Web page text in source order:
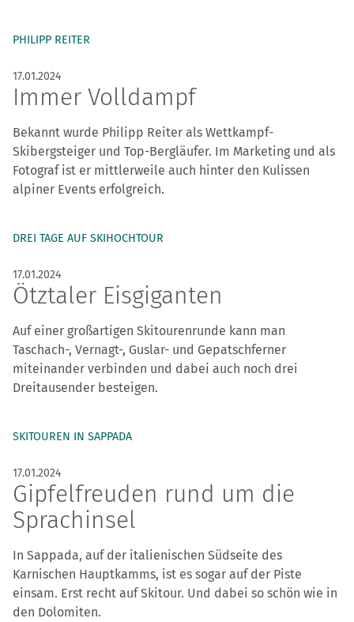
PHILIPP REITER
17.01.2024
Immer Volldampf
Bekannt wurde Philipp Reiter als Wettkampf-
Skibergsteiger und Top-Bergläufer. Im Marketing und als
Fotograf ist er mittlerweile auch hinter den Kulissen
alpiner Events erfolgreich.
DREI TAGE AUF SKIHOCHTOUR
17.01.2024
Ötztaler Eisgiganten
Auf einer großartigen Skitourenrunde kann man
Taschach-, Vernagt-, Guslar- und Gepatschferner
miteinander verbinden und dabei auch noch drei
Dreitausender besteigen.
SKITOUREN IN SAPPADA
17.01.2024
Gipfelfreuden rund um die
Sprachinsel
In Sappada, auf der italienischen Südseite des
Karnischen Hauptkamms, ist es sogar auf der Piste
einsam. Erst recht auf Skitour. Und dabei so schön wie in
den Dolomiten.